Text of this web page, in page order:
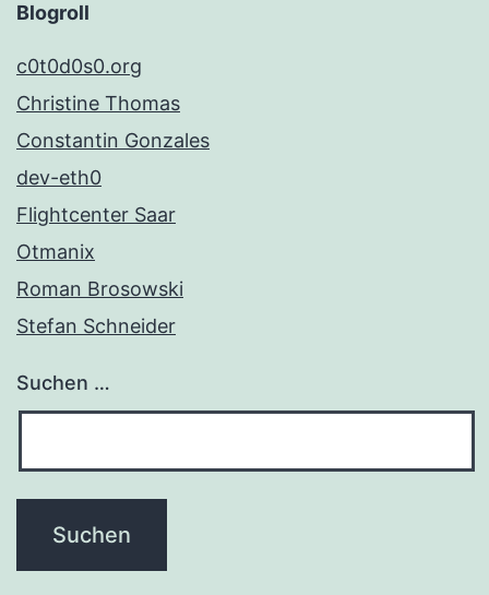
Blogroll
c0t0d0s0.org
Christine Thomas
Constantin Gonzales
dev-eth0
Flightcenter Saar
Otmanix
Roman Brosowski
Stefan Schneider
Suchen …